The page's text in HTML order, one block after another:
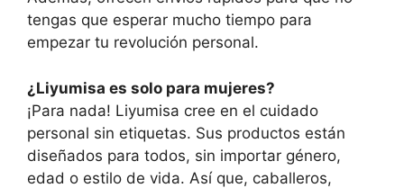
tengas que esperar mucho tiempo para
empezar tu revolución personal.
¿Liyumisa es solo para mujeres?
¡Para nada! Liyumisa cree en el cuidado
personal sin etiquetas. Sus productos están
diseñados para todos, sin importar género,
edad o estilo de vida. Así que, caballeros,